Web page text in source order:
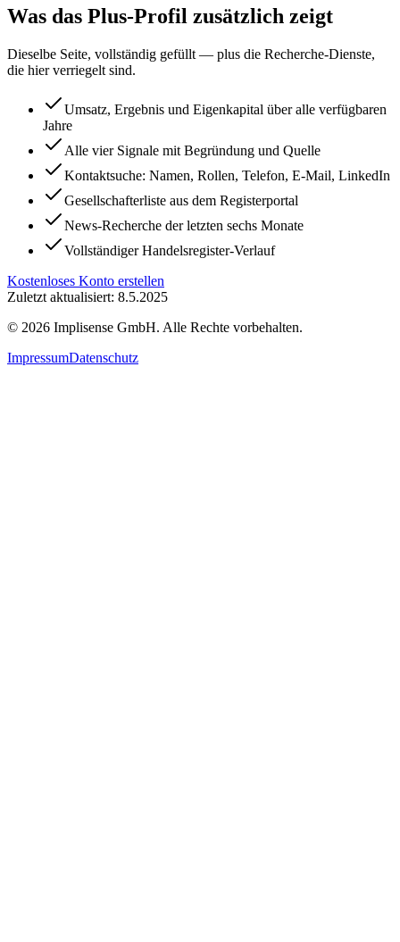
Was das Plus-Profil zusätzlich zeigt
Dieselbe Seite, vollständig gefüllt — plus die Recherche-Dienste,
die hier verriegelt sind.
Umsatz, Ergebnis und Eigenkapital über alle verfügbaren
Jahre
Alle vier Signale mit Begründung und Quelle
Kontaktsuche: Namen, Rollen, Telefon, E-Mail, LinkedIn
Gesellschafterliste aus dem Registerportal
News-Recherche der letzten sechs Monate
Vollständiger Handelsregister-Verlauf
Kostenloses Konto erstellen
Zuletzt aktualisiert: 8.5.2025
© 2026 Implisense GmbH. Alle Rechte vorbehalten.
ImpressumDatenschutz